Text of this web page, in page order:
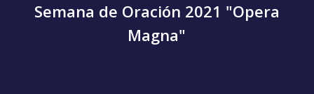
Semana de Oración 2021 "Opera
Magna"